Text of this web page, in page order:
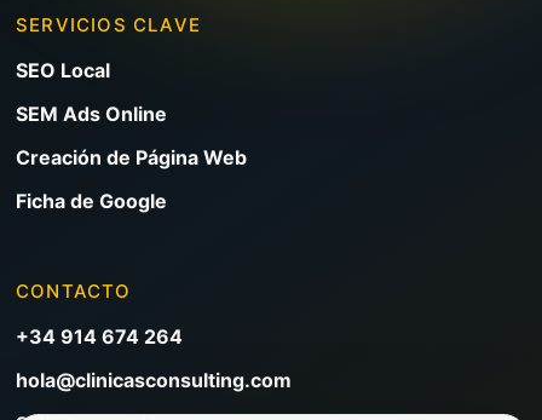
SERVICIOS CLAVE
SEO Local
SEM Ads Online
Creación de Página Web
Ficha de Google
CONTACTO
+34 914 674 264
hola@clinicasconsulting.com